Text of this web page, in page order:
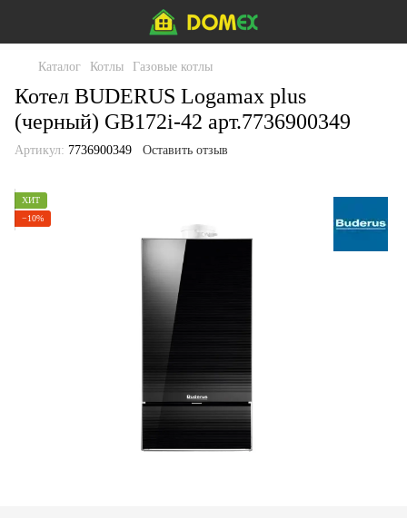
Каталог Котлы Газовые котлы
Котел BUDERUS Logamax plus
(черный) GB172i-42 арт.7736900349
Артикул: 7736900349 Оставить отзыв
ХИТ
−10%